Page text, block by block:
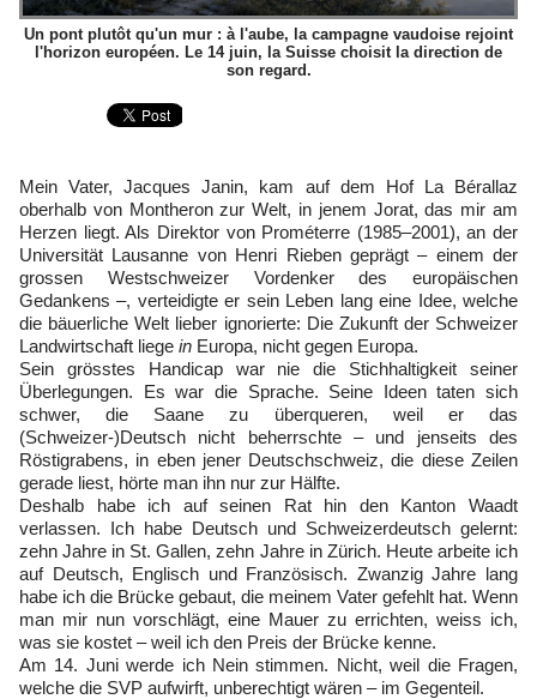
Un pont plutôt qu'un mur : à l'aube, la campagne vaudoise rejoint
l'horizon européen. Le 14 juin, la Suisse choisit la direction de
son regard.
Mein Vater, Jacques Janin, kam auf dem Hof La Bérallaz
oberhalb von Montheron zur Welt, in jenem Jorat, das mir am
Herzen liegt. Als Direktor von Prométerre (1985–2001), an der
Universität Lausanne von Henri Rieben geprägt – einem der
grossen Westschweizer Vordenker des europäischen
Gedankens –, verteidigte er sein Leben lang eine Idee, welche
die bäuerliche Welt lieber ignorierte: Die Zukunft der Schweizer
Landwirtschaft liege in Europa, nicht gegen Europa.
Sein grösstes Handicap war nie die Stichhaltigkeit seiner
Überlegungen. Es war die Sprache. Seine Ideen taten sich
schwer, die Saane zu überqueren, weil er das
(Schweizer-)Deutsch nicht beherrschte – und jenseits des
Röstigrabens, in eben jener Deutschschweiz, die diese Zeilen
gerade liest, hörte man ihn nur zur Hälfte.
Deshalb habe ich auf seinen Rat hin den Kanton Waadt
verlassen. Ich habe Deutsch und Schweizerdeutsch gelernt:
zehn Jahre in St. Gallen, zehn Jahre in Zürich. Heute arbeite ich
auf Deutsch, Englisch und Französisch. Zwanzig Jahre lang
habe ich die Brücke gebaut, die meinem Vater gefehlt hat. Wenn
man mir nun vorschlägt, eine Mauer zu errichten, weiss ich,
was sie kostet – weil ich den Preis der Brücke kenne.
Am 14. Juni werde ich Nein stimmen. Nicht, weil die Fragen,
welche die SVP aufwirft, unberechtigt wären – im Gegenteil.